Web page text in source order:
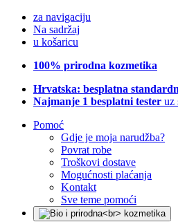
za navigaciju
Na sadržaj
u košaricu
100% prirodna kozmetika
Hrvatska: besplatna
Najmanje 1 besplatni tester uz
Pomoć
Gdje je moja narudžba?
Povrat robe
Troškovi dostave
Mogućnosti plaćanja
Kontakt
Sve teme pomoći